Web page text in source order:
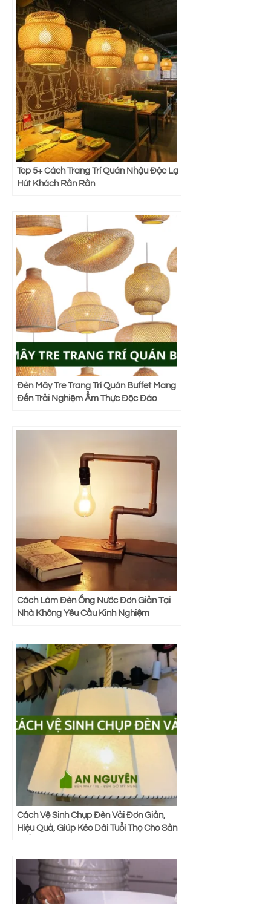
Top 5+ Cách Trang Trí Quán Nhậu Độc Lạ
Hút Khách Rần Rần
Đèn Mây Tre Trang Trí Quán Buffet Mang
Đến Trải Nghiệm Ẩm Thực Độc Đáo
Cách Làm Đèn Ống Nước Đơn Giản Tại
Nhà Không Yêu Cầu Kinh Nghiệm
Cách Vệ Sinh Chụp Đèn Vải Đơn Giản,
Hiệu Quả, Giúp Kéo Dài Tuổi Thọ Cho Sản